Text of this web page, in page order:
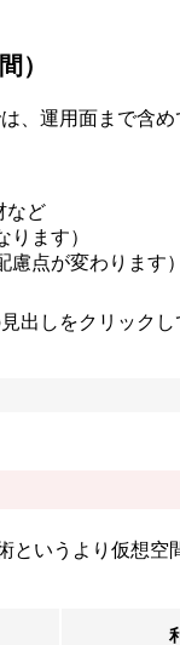
）
、運用面まで含め
など
ます）
点が変わります）
出しをクリックし
いうより仮想空